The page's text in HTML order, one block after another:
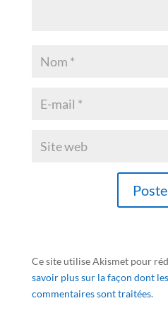
Ce site utilise Akismet pour
savoir plus sur la façon dont
commentaires sont traitées.